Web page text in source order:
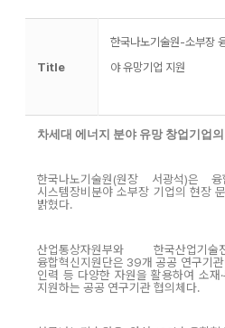
Title
한국나노기술원-소부장
야 유망기업 지원
차세대 에너지 분야 유망 창업기업
한국나노기술원(원장 서광석)은
시스템장비분야 소부장 기업의 현장
밝혔다.
산업통상자원부와 한국산업기
융합혁신지원단은 39개 공공 연구기관
인력 등 다양한 자원을 활용하여 소재
지원하는 공공 연구기관 협의체다.